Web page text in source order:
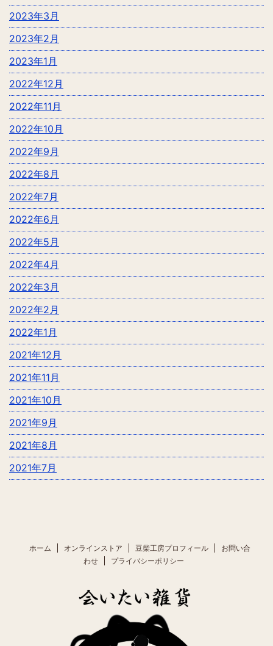
2023年3月
2023年2月
2023年1月
2022年12月
2022年11月
2022年10月
2022年9月
2022年8月
2022年7月
2022年6月
2022年5月
2022年4月
2022年3月
2022年2月
2022年1月
2021年12月
2021年11月
2021年10月
2021年9月
2021年8月
2021年7月
ホーム オンラインストア 豆柴工房プロフィール
お問い合
わせ
プライバシーポリシー